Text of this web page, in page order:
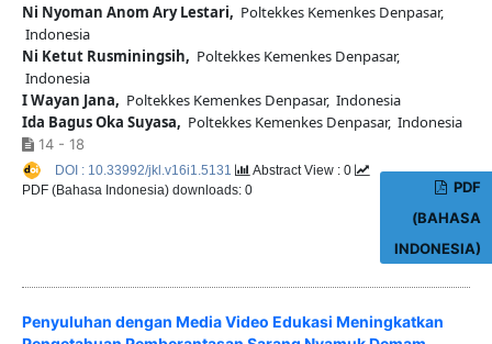
Ni Nyoman Anom Ary Lestari, Poltekkes Kemenkes Denpasar,
Indonesia
Ni Ketut Rusminingsih, Poltekkes Kemenkes Denpasar,
Indonesia
I Wayan Jana, Poltekkes Kemenkes Denpasar, Indonesia
Ida Bagus Oka Suyasa, Poltekkes Kemenkes Denpasar, Indonesia
14 - 18
PDF
(BAHASA
INDONESIA)
DOI : 10.33992/jkl.v16i1.5131
Abstract View : 0
PDF (Bahasa Indonesia) downloads: 0
Penyuluhan dengan Media Video Edukasi Meningkatkan